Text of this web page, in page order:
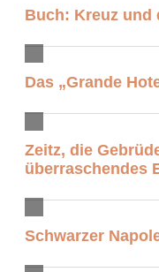
Buch: Kreuz und
Das „Grande
Zeitz, die
überraschendes
Schwarzer